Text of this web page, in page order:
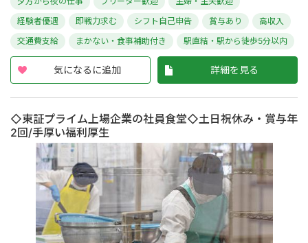
経験者優遇
即戦力求む シフト自己申告 賞与あり
高収入
交通費支給
まかない・食事補助付き 駅直結・駅から徒歩5分以内
気になるに追加 詳細を見る
◇東証プライム上場企業の社員食堂◇土日祝休み・賞与年
2回/手厚い福利厚生